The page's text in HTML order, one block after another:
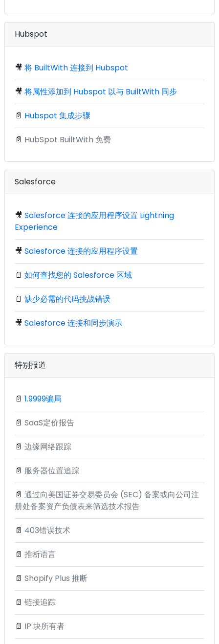
Hubspot
🎥 将 BuiltWith 连接到 Hubspot
🎥 将属性添加到 Hubspot 以与 BuiltWith 同步
📄 Hubspot 集成步骤
📄 HubSpot BuiltWith 免费
Salesforce
🎥 Salesforce 连接的应用程序设置 Lightning
Experience
🎥 Salesforce 连接的应用程序设置
📄 如何查找您的 Salesforce 区域
📄 缺少必需的代码挑战错误
🎥 Salesforce 连接和同步演示
特别报道
📄 1.9999骗局
📄 SaaS定价报告
📄 边缘网络跟踪
📄 服务器位置追踪
📄 通过向美国证券交易委员会 (SEC) 备案或向公司注
册处备案资产负债表来筛选技术报告
📄 403错误技术
📄 推断语言
📄 Shopify Plus 推断
📄 链接追踪
📄 IP 块所有者